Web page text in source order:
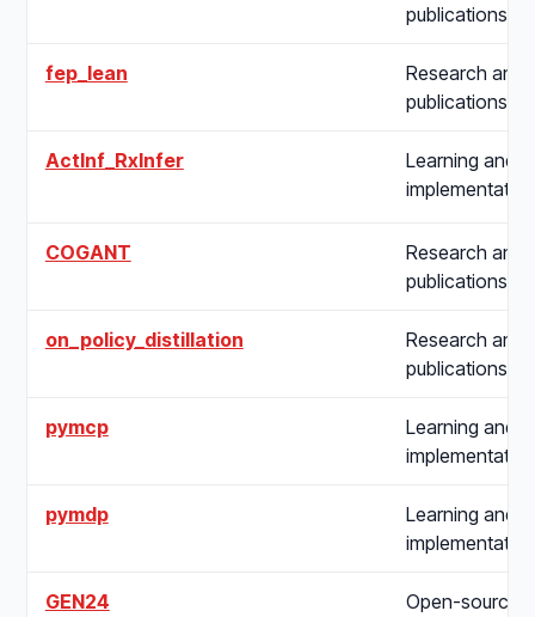
publications
fep_lean
Research and
publications
ActInf_RxInfer
Learning and
COGANT
Research and
publications
on_policy_distillation
Research and
publications
pymcp
Learning and
pymdp
Learning and
GEN24
Open-source